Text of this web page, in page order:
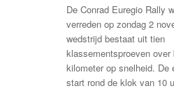
De Conrad Euregio Rally
verreden op zondag 2
wedstrijd bestaat uit tien
klassementsproeven over
kilometer op snelheid. De
start rond de klok van 10